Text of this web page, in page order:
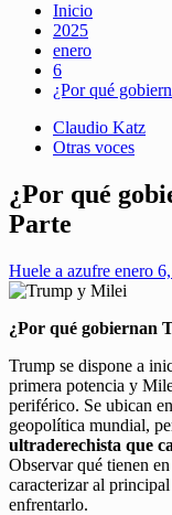
Inicio
2025
enero
6
¿Por qué
Claudio Katz
Otras voces
¿Por qué
Parte
Huele a azufre enero
¿Por qué gobiernan
Trump se dispone a
primera potencia y
periférico. Se ubican
geopolítica mundial,
ultraderechista que
Observar qué tienen
caracterizar al
enfrentarlo.